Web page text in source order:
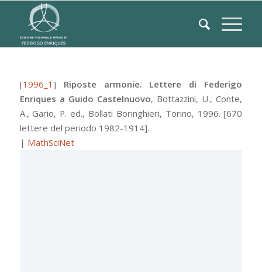
[1996_1 ] Riposte armonie. Lettere di Federigo
Enriques a Guido Castelnuovo, Bottazzini, U.,Conte,
A.,Gario, P. ed., Bollati Boringhieri, Torino, 1996.[670
lettere del periodo 1982-1914].
| MathSciNet